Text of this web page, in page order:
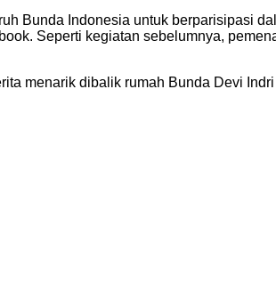
Bunda Indonesia untuk berparisipasi
Seperti kegiatan sebelumnya,
menarik dibalik rumah Bunda Devi